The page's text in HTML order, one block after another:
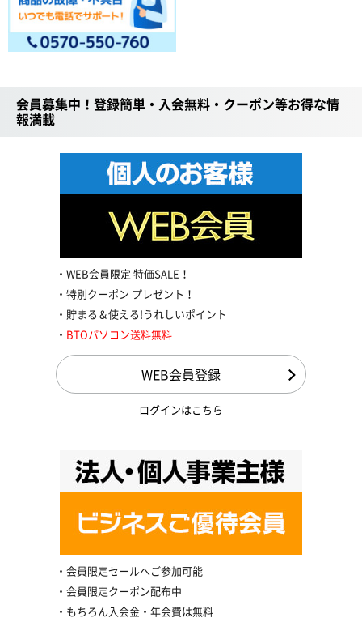
会員募集中！登録簡単・入会無料・クーポン等お得な情
報満載
WEB会員限定 特価SALE！
特別クーポン プレゼント！
貯まる＆使える!うれしいポイント
BTOパソコン送料無料
WEB会員登録
ログインはこちら
会員限定セールへご参加可能
会員限定クーポン配布中
もちろん入会金・年会費は無料